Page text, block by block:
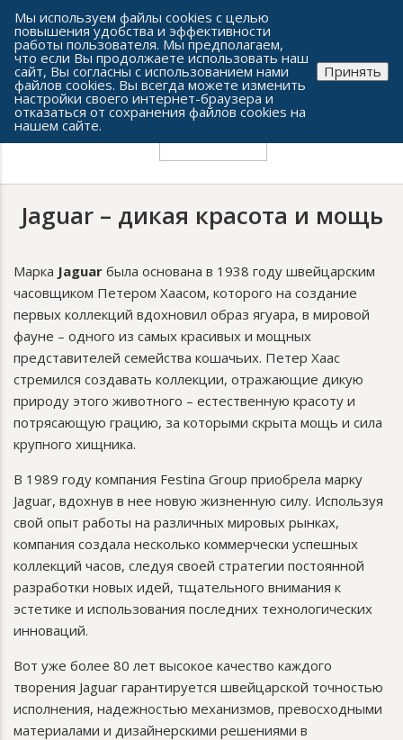
Сеть часовых салонов г. Челябинска
Jaguar – дикая красота и мощь
Марка Jaguar была основана в 1938 году швейцарским
часовщиком Петером Хаасом, которого на создание
первых коллекций вдохновил образ ягуара, в мировой
фауне – одного из самых красивых и мощных
представителей семейства кошачьих. Петер Хаас
стремился создавать коллекции, отражающие дикую
природу этого животного – естественную красоту и
потрясающую грацию, за которыми скрыта мощь и сила
крупного хищника.
В 1989 году компания Festina Group приобрела марку
Jaguar, вдохнув в нее новую жизненную силу. Используя
свой опыт работы на различных мировых рынках,
компания создала несколько коммерчески успешных
коллекций часов, следуя своей стратегии постоянной
разработки новых идей, тщательного внимания к
эстетике и использования последних технологических
инноваций.
Вот уже более 80 лет высокое качество каждого
творения Jaguar гарантируется швейцарской точностью
исполнения, надежностью механизмов, превосходными
материалами и дизайнерскими решениями в
Мы используем файлы cookies с целью
повышения удобства и эффективности
работы пользователя. Мы предполагаем,
что если Вы продолжаете использовать наш
сайт, Вы согласны с использованием нами
файлов cookies. Вы всегда можете изменить
настройки своего интернет-браузера и
отказаться от сохранения файлов cookies на
нашем сайте.
Принять